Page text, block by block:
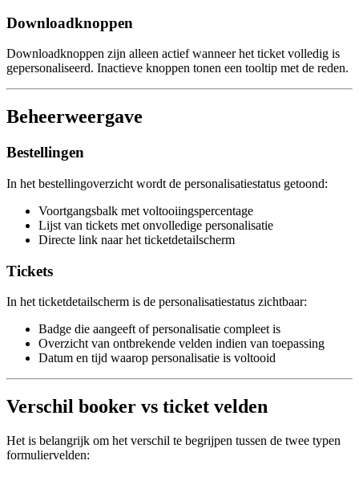
Downloadknoppen
Downloadknoppen zijn alleen actief wanneer het ticket volledig is
gepersonaliseerd. Inactieve knoppen tonen een tooltip met de reden.
Beheerweergave
Bestellingen
In het bestellingoverzicht wordt de personalisatiestatus getoond:
Voortgangsbalk met voltooiingspercentage
Lijst van tickets met onvolledige personalisatie
Directe link naar het ticketdetailscherm
Tickets
In het ticketdetailscherm is de personalisatiestatus zichtbaar:
Badge die aangeeft of personalisatie compleet is
Overzicht van ontbrekende velden indien van toepassing
Datum en tijd waarop personalisatie is voltooid
Verschil booker vs ticket velden
Het is belangrijk om het verschil te begrijpen tussen de twee typen
formuliervelden: